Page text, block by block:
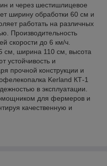
и через шестишлицевое
ширину обработки 60 см и
работать на различных
Производительность
скорости до 6 км/ч.
см, ширина 110 см, высота
устойчивость и
прочной конструкции и
Kerland КТ-1
в эксплуатации.
для фермеров и
качественную и